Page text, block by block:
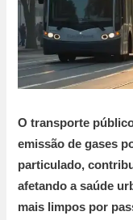
O transporte
emissão de gases
particulado,
afetando a saúde
mais limpos por